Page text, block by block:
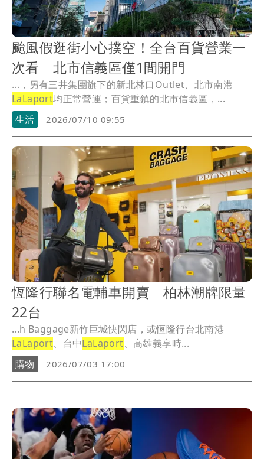
颱風假逛街小心撲空！全台百貨營業一
次看 北市信義區僅1間開門
...，另有三井集團旗下的新北林口Outlet、北市南港
LaLaport均正常營運；百貨重鎮的北市信義區，...
生活
2026/07/10 09:55
恆隆行聯名電輔車開賣 柏林潮牌限量
22台
...h Baggage新竹巨城快閃店，或恆隆行台北南港
LaLaport、台中LaLaport、高雄義享時...
購物
2026/07/03 17:00